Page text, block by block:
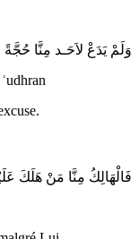
وَلَمْ يَدَعْ لاَحَـد مِنَّا حُجَّةً
فَالْهَالِكُ مِنَّا مَنْ هَلَكَ